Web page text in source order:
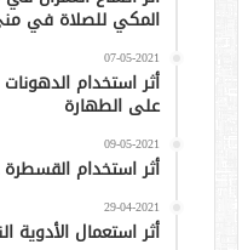
المكي للصلاة في
07-05-2021
أثر استخدام
على الطهارة
09-05-2021
أثر استخدام
29-04-2021
أثر استعمال الأدوية